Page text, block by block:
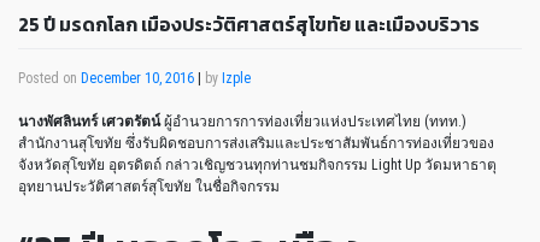
25 ปี มรดกโลก เมืองประวัติศาสตร์สุโขทัย และเมืองบริวาร
Posted on December 10, 2016 | by Izple
นางพัศลินทร์ เศวตรัตน์ผู้อำนวยการการท่องเที่ยวแห่งประเทศไทย (ททท.)
สำนักงานสุโขทัย ซึ่งรับผิดชอบการส่งเสริมและประชาสัมพันธ์การท่องเที่ยวของ
จังหวัดสุโขทัย อุตรดิตถ์ กล่าวเชิญชวนทุกท่านชมกิจกรรม Light Up วัดมหาธาตุ
อุทยานประวัติศาสตร์สุโขทัย ในชื่อกิจกรรม